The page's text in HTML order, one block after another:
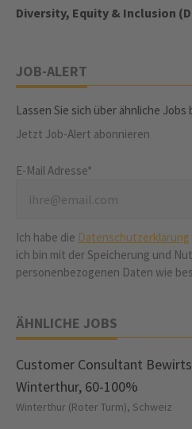
Diversity, Equity & Inclusion
JOB-ALERT
Lassen Sie sich über ähnliche
Jetzt Job-Alert abonnieren
E-Mail Adresse*
Ich habe die Datenschutzerklärung
ich bin mit der Speicherung und
personenbezogenen Daten wie
ÄHNLICHE JOBS
Customer Consultant
Winterthur, 60-100%
Winterthur (Roter Turm), Schweiz